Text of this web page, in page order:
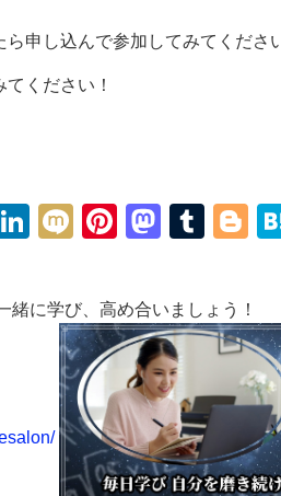
申し込んで参加してみてくださ
ください！
Threads
LinkedIn
MixiPinterest
に学び、高め合いましょう！